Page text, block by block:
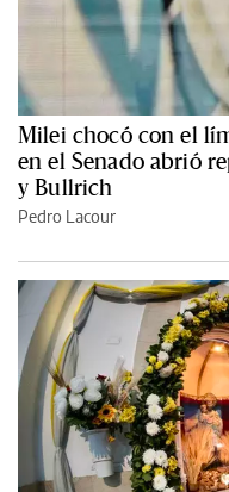
Milei chocó con el
en el Senado abrió
y Bullrich
Pedro Lacour